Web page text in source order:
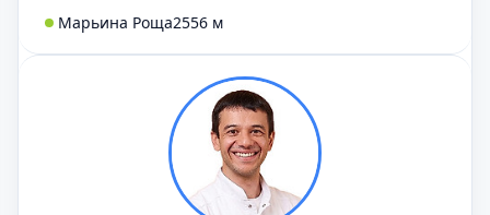
Марьина Роща2556 м